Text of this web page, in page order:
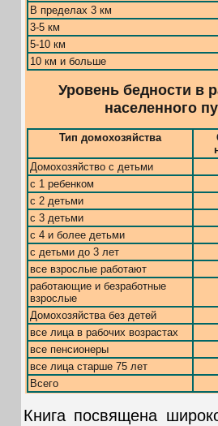
В пределах 3 км
3-5 км
5-10 км
10 км и больше
Уровень бедности в
населенного
Тип домохозяйства
Домохозяйство с детьми
с 1 ребенком
с 2 детьми
с 3 детьми
с 4 и более детьми
с детьми до 3 лет
все взрослые работают
работающие и безработные
взрослые
Домохозяйства без детей
все лица в рабочих возрастах
все пенсионеры
все лица старше 75 лет
Всего
Книга посвящена